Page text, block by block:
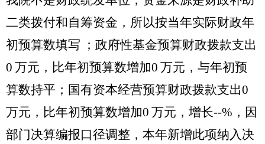
二类拨付和自筹资金，所以按当年实际财政年
初预算数填写 ；政府性基金预算财政拨款支出
0 万元，比年初预算数增加0 万元，与年初预
算数持平 ；国有资本经营预算财政拨款支出0
万元，比年初预算数增加0 万元， 增长--% ，因
部门决算编报口径调整，本年新增此项纳入决